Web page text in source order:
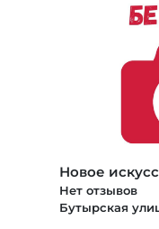
Новое
Нет отзывов
Бутырская